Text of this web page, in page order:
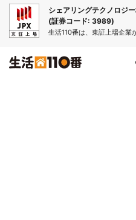
シェアリングテクノロジ
(証券コード: 3989)
生活110番は、東証上場企業